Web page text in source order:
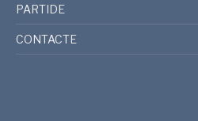
PARTIDE
CONTACTE